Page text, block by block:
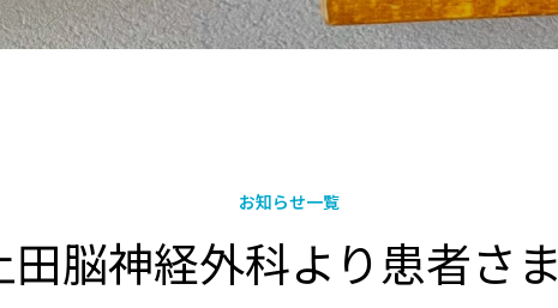
お知らせ一覧
田脳神経外科より患者さ